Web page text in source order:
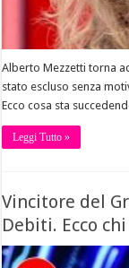
Alberto Mezzetti torna
stato escluso senza
Ecco cosa sta
Leggi Tutto »
Vincitore del
Debiti. Ecco chi